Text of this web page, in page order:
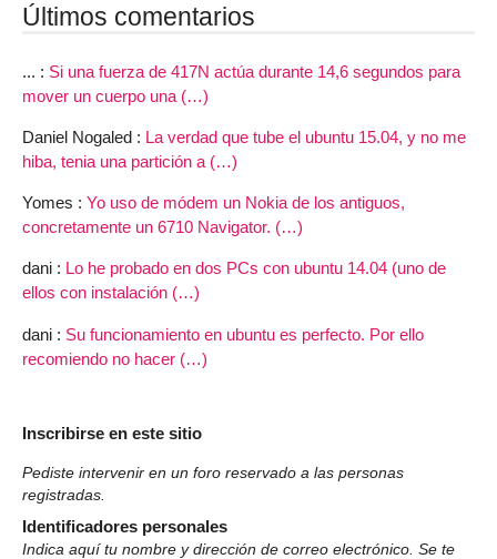
Últimos comentarios
... : Si una fuerza de 417N actúa durante 14,6 segundos para
mover un cuerpo una (…)
Daniel Nogaled : La verdad que tube el ubuntu 15.04, y no me
hiba, tenia una partición a (…)
Yomes : Yo uso de módem un Nokia de los antiguos,
concretamente un 6710 Navigator. (…)
dani : Lo he probado en dos PCs con ubuntu 14.04 (uno de
ellos con instalación (…)
dani : Su funcionamiento en ubuntu es perfecto. Por ello
recomiendo no hacer (…)
Inscribirse en este sitio
Pediste intervenir en un foro reservado a las personas
registradas.
Identificadores personales
Indica aquí tu nombre y dirección de correo electrónico. Se te